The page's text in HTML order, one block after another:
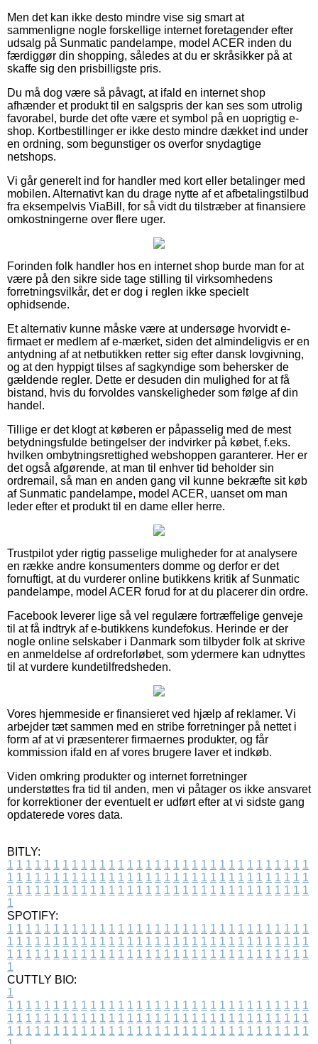
Men det kan ikke desto mindre vise sig smart at
sammenligne nogle forskellige internet foretagender efter
udsalg på Sunmatic pandelampe, model ACER inden du
færdiggør din shopping, således at du er skråsikker på at
skaffe sig den prisbilligste pris.
Du må dog være så påvagt, at ifald en internet shop
afhænder et produkt til en salgspris der kan ses som utrolig
favorabel, burde det ofte være et symbol på en uoprigtig e-
shop. Kortbestillinger er ikke desto mindre dækket ind under
en ordning, som begunstiger os overfor snydagtige
netshops.
Vi går generelt ind for handler med kort eller betalinger med
mobilen. Alternativt kan du drage nytte af et afbetalingstilbud
fra eksempelvis ViaBill, for så vidt du tilstræber at finansiere
omkostningerne over flere uger.
Forinden folk handler hos en internet shop burde man for at
være på den sikre side tage stilling til virksomhedens
forretningsvilkår, det er dog i reglen ikke specielt
ophidsende.
Et alternativ kunne måske være at undersøge hvorvidt e-
firmaet er medlem af e-mærket, siden det almindeligvis er en
antydning af at netbutikken retter sig efter dansk lovgivning,
og at den hyppigt tilses af sagkyndige som behersker de
gældende regler. Dette er desuden din mulighed for at få
bistand, hvis du forvoldes vanskeligheder som følge af din
handel.
Tillige er det klogt at køberen er påpasselig med de mest
betydningsfulde betingelser der indvirker på købet, f.eks.
hvilken ombytningsrettighed webshoppen garanterer. Her er
det også afgørende, at man til enhver tid beholder sin
ordremail, så man en anden gang vil kunne bekræfte sit køb
af Sunmatic pandelampe, model ACER, uanset om man
leder efter et produkt til en dame eller herre.
Trustpilot yder rigtig passelige muligheder for at analysere
en række andre konsumenters domme og derfor er det
fornuftigt, at du vurderer online butikkens kritik af Sunmatic
pandelampe, model ACER forud for at du placerer din ordre.
Facebook leverer lige så vel regulære fortræffelige genveje
til at få indtryk af e-butikkens kundefokus. Herinde er der
nogle online selskaber i Danmark som tilbyder folk at skrive
en anmeldelse af ordreforløbet, som ydermere kan udnyttes
til at vurdere kundetilfredsheden.
Vores hjemmeside er finansieret ved hjælp af reklamer. Vi
arbejder tæt sammen med en stribe forretninger på nettet i
form af at vi præsenterer firmaernes produkter, og får
kommission ifald en af vores brugere laver et indkøb.
Viden omkring produkter og internet forretninger
understøttes fra tid til anden, men vi påtager os ikke ansvaret
for korrektioner der eventuelt er udført efter at vi sidste gang
opdaterede vores data.
BITLY:
1 1 1 1 1 1 1 1 1 1 1 1 1 1 1 1 1 1 1 1 1 1 1 1 1 1 1 1 1 1 1 1 1
1 1 1 1 1 1 1 1 1 1 1 1 1 1 1 1 1 1 1 1 1 1 1 1 1 1 1 1 1 1 1 1 1
1 1 1 1 1 1 1 1 1 1 1 1 1 1 1 1 1 1 1 1 1 1 1 1 1 1 1 1 1 1 1 1 1
1
SPOTIFY:
1 1 1 1 1 1 1 1 1 1 1 1 1 1 1 1 1 1 1 1 1 1 1 1 1 1 1 1 1 1 1 1 1
1 1 1 1 1 1 1 1 1 1 1 1 1 1 1 1 1 1 1 1 1 1 1 1 1 1 1 1 1 1 1 1 1
1 1 1 1 1 1 1 1 1 1 1 1 1 1 1 1 1 1 1 1 1 1 1 1 1 1 1 1 1 1 1 1 1
1
CUTTLY BIO:
1
1 1 1 1 1 1 1 1 1 1 1 1 1 1 1 1 1 1 1 1 1 1 1 1 1 1 1 1 1 1 1 1 1
1 1 1 1 1 1 1 1 1 1 1 1 1 1 1 1 1 1 1 1 1 1 1 1 1 1 1 1 1 1 1 1 1
1 1 1 1 1 1 1 1 1 1 1 1 1 1 1 1 1 1 1 1 1 1 1 1 1 1 1 1 1 1 1 1 1